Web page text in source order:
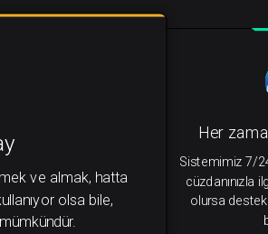
ve almak, hatta
olsa bile,
Her
Sistemimiz 7/
cüzdanınızla
olursa